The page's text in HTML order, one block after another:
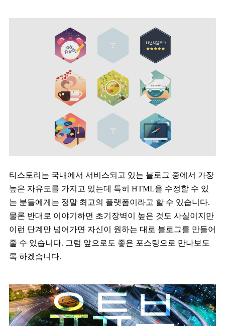
티스토리는 국내에서 서비스되고 있는 블로그 중에서 가장
높은 자유도를 가지고 있는데 특히 HTML을 수정할 수 있
는 분들에게는 정말 최고의 플랫폼이라고 할 수 있습니다.
물론 반대로 이야기하면 초기장벽이 높은 것도 사실이지만
이런 단계만 넘어가면 자신이 원하는 대로 블로그를 만들어
줄 수 있습니다. 그럼 앞으로도 좋은 포스팅으로 만나보도
록 하겠습니다.